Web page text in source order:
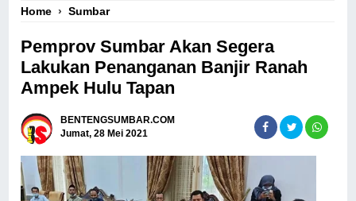
Home ›Sumbar
Pemprov Sumbar Akan Segera
Lakukan Penanganan Banjir Ranah
Ampek Hulu Tapan
BENTENGSUMBAR.COM
Jumat, 28 Mei 2021